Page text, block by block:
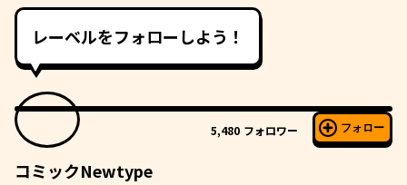
レーベルをフォローしよう！
5,480 フォロワー フォロー
コミックNewtype